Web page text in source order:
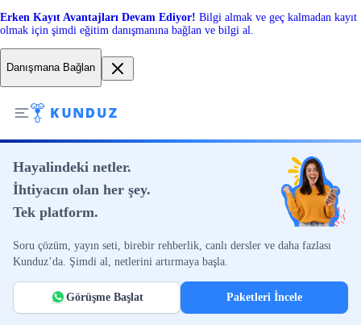
Erken Kayıt Avantajları Devam Ediyor! Bilgi almak ve geç kalmadan kayıt
olmak için şimdi eğitim danışmanına bağlan ve bilgi al.
Danışmana Bağlan
Hayalindeki netler.
İhtiyacın olan her şey.
Tek platform.
Soru çözüm, yayın seti, birebir rehberlik, canlı dersler ve daha fazlası
Kunduz’da. Şimdi al, netlerini artırmaya başla.
Görüşme Başlat Paketleri İncele